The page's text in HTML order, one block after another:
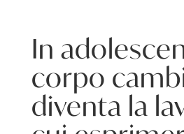
In
corpo
diventa la